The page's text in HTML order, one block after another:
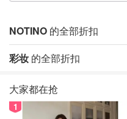
NOTINO 的全部折扣
彩妆 的全部折扣
大家都在抢
1